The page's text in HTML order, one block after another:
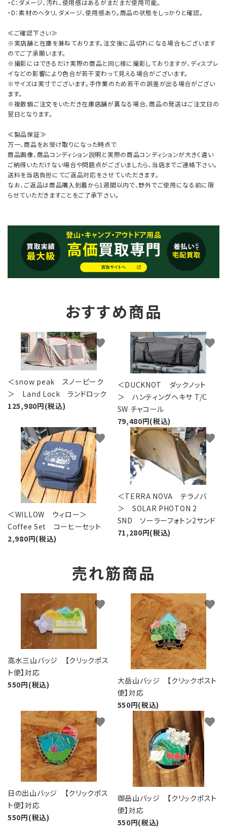
・C：ダメージ、汚れ、使用感はあるがまだまだ使用可能。
・D：素材のヘタリ、ダメージ、使用感あり。商品の状態をしっかりと確認。
≪ご確認下さい≫
※実店舗と在庫を兼ねております。注文後に品切れになる場合もございます
のでご了承願います。
※撮影にはできるだけ実際の商品と同じ様に撮影しておりますが、ディスプレ
イなどの影響により色合が若干変わって見える場合がございます。
※サイズは実寸でございます。手作業のため若干の誤差が出る場合がござい
ます。
※複数個ご注文をいただき在庫店舗が異なる場合、商品の発送はご注文日の
翌日となります。
≪製品保証≫
万一、商品をお受け取りになった時点で
商品画像、商品コンディション説明と実際の商品コンディションが大きく違い
ご納得いただけない場合や問題点がございましたら、当店までご連絡下さい。
送料を当店負担にてご返品対応をさせていただきます。
なお、ご返品は商品購入到着から1週間以内で、野外でご使用になる前に限
らせていただきますことをご了承下さい。
おすすめ商品
＜snow peak スノーピーク
＞ Land Lock ランドロック
125,980円(税込)
favorite
＜DUCKNOT ダックノット
＞ ハンティングヘキサ T/C
SW チャコール
79,480円(税込)
favorite
＜WILLOW ウィロー＞
Coffee Set コーヒーセット
2,980円(税込)
favorite
＜TERRA NOVA テラノバ
＞ SOLAR PHOTON 2
SND ソーラーフォトン2サンド
71,280円(税込)
favorite
売れ筋商品
高水三山バッジ 【クリックポス
ト便】対応
550円(税込)
favorite
大岳山バッジ 【クリックポスト
便】対応
550円(税込)
favorite
日の出山バッジ 【クリックポス
ト便】対応
550円(税込)
favorite
御岳山バッジ 【クリックポスト
便】対応
550円(税込)
favorite